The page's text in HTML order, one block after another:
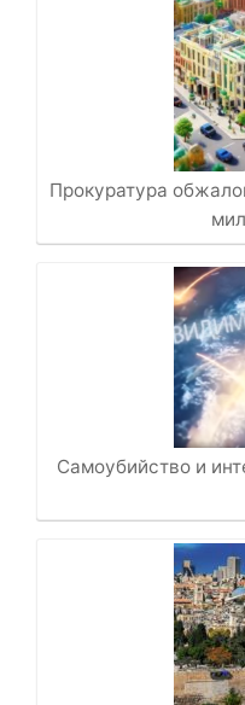
Прокуратура
Самоубийство и